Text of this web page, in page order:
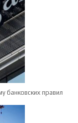
банковских правил